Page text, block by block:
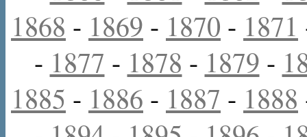
1868 - 1869 - 1870 - 1871
- 1877 - 1878 - 1879 -
1885 - 1886 - 1887 - 1888